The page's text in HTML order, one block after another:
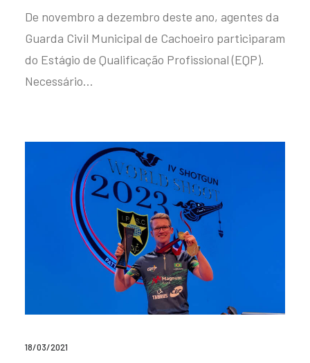
De novembro a dezembro deste ano, agentes da
Guarda Civil Municipal de Cachoeiro participaram
do Estágio de Qualificação Profissional (EQP).
Necessário…
18/03/2021